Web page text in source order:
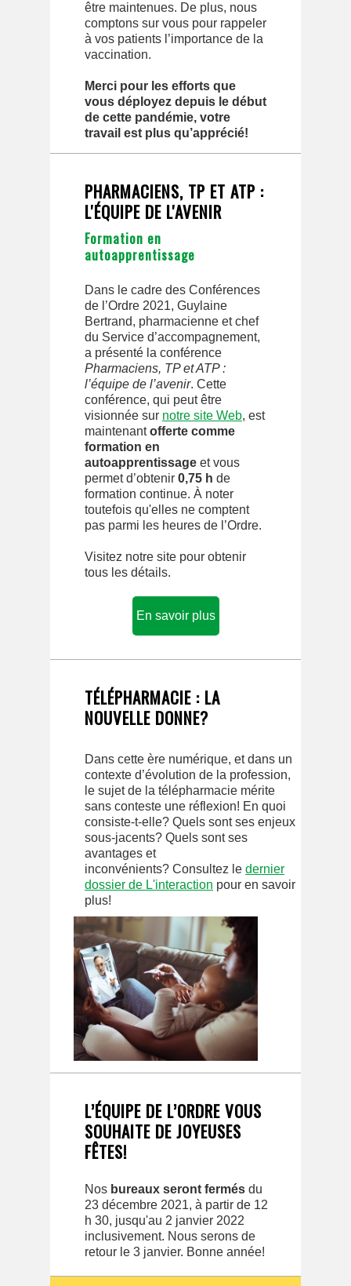
être maintenues. De plus, nous
comptons sur vous pour rappeler
à vos patients l’importance de la
vaccination.
Merci pour les efforts que
vous déployez depuis le début
de cette pandémie, votre
travail est plus qu’apprécié!
PHARMACIENS, TP ET ATP :
L'ÉQUIPE DE L'AVENIR
Formation en
autoapprentissage
Dans le cadre des Conférences
de l’Ordre 2021, Guylaine
Bertrand, pharmacienne et chef
du Service d’accompagnement,
a présenté la conférence
Pharmaciens, TP et ATP :
l’équipe de l’avenir. Cette
conférence, qui peut être
visionnée sur notre site Web, est
maintenantofferte comme
formation en
autoapprentissage et vous
permet d’obtenir 0,75 h de
formation continue. À noter
toutefois qu'elles ne comptent
pas parmi les heures de l’Ordre.
Visitez notre site pour obtenir
tous les détails.
En savoir plus
TÉLÉPHARMACIE : LA
NOUVELLE DONNE?
Dans cette ère numérique, et dans un
contexte d’évolution de la profession,
le sujet de la télépharmacie mérite
sans conteste une réflexion! En quoi
consiste-t-elle? Quels sont ses enjeux
sous-jacents? Quels sont ses
avantages et
inconvénients? Consultez le dernier
dossier de L'interaction pour en savoir
plus!
L’ÉQUIPE DE L’ORDRE VOUS
SOUHAITE DE JOYEUSES
FÊTES!
Nos bureaux seront fermés du
23 décembre 2021, à partir de 12
h 30, jusqu'au 2 janvier 2022
inclusivement. Nous serons de
retour le 3 janvier. Bonne année!